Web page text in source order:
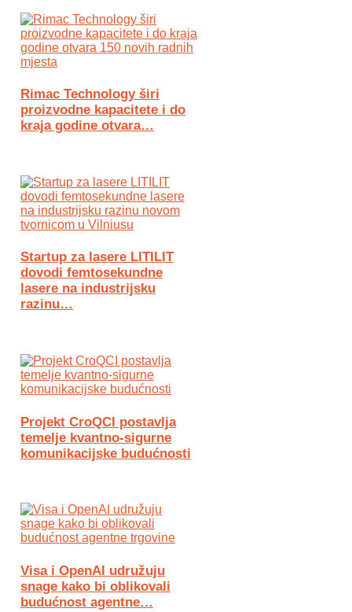
Rimac Technology širi
proizvodne kapacitete i do
kraja godine otvara…
Startup za lasere LITILIT
dovodi femtosekundne
lasere na industrijsku
razinu…
Projekt CroQCI postavlja
temelje kvantno-sigurne
komunikacijske budućnosti
Visa i OpenAI udružuju
snage kako bi oblikovali
budućnost agentne…